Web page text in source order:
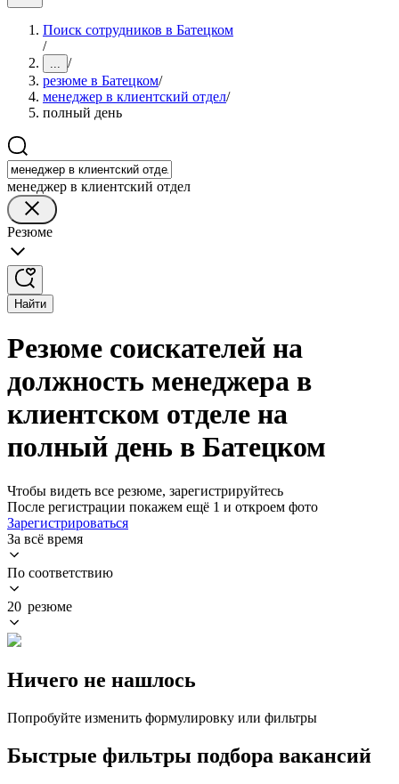
Поиск сотрудников в Батецком
/
... /
резюме в Батецком/
менеджер в клиентский отдел/
полный день
менеджер в клиентский отдел
Резюме
Найти
Резюме соискателей на
должность менеджера в
клиентском отделе на
полный день в Батецком
Чтобы видеть все резюме, зарегистрируйтесь
После регистрации покажем ещё 1 и откроем фото
Зарегистрироваться
За всё время
По соответствию
20 резюме
Ничего не нашлось
Попробуйте изменить формулировку или фильтры
Быстрые фильтры подбора вакансий